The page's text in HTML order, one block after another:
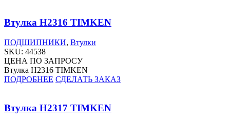
Втулка H2316 TIMKEN
ПОДШИПНИКИ, Втулки
SKU: 44538
ЦЕНА ПО ЗАПРОСУ
Втулка H2316 TIMKEN
ПОДРОБНЕЕ СДЕЛАТЬ ЗАКАЗ
Втулка H2317 TIMKEN